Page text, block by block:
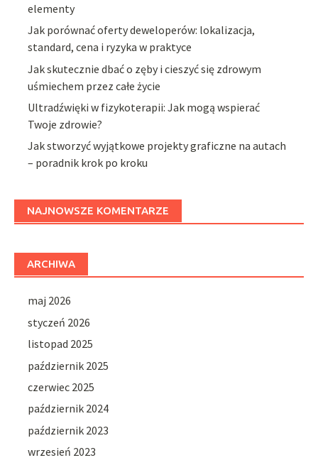
elementy
Jak porównać oferty deweloperów: lokalizacja,
standard, cena i ryzyka w praktyce
Jak skutecznie dbać o zęby i cieszyć się zdrowym
uśmiechem przez całe życie
Ultradźwięki w fizykoterapii: Jak mogą wspierać
Twoje zdrowie?
Jak stworzyć wyjątkowe projekty graficzne na autach
– poradnik krok po kroku
NAJNOWSZE KOMENTARZE
ARCHIWA
maj 2026
styczeń 2026
listopad 2025
październik 2025
czerwiec 2025
październik 2024
październik 2023
wrzesień 2023